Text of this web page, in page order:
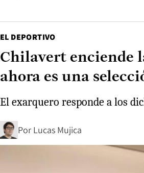
EL DEPORTIVO
Chilavert enciende
ahora es una
El exarquero responde a los
Por Lucas Mujica